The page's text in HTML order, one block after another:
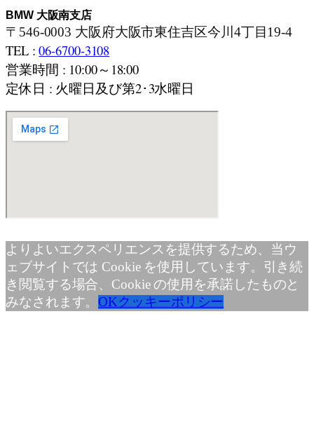
BMW 大阪南支店
〒546-0003 大阪府大阪市東住吉区今川4丁目19-4
TEL :06-6700-3108
営業時間 : 10:00～18:00
定休日 : 火曜日及び第2･3水曜日
よりよいエクスペリエンスを提供するため、当ウ
ェブサイトでは Cookie を使用しています。引き続
き閲覧する場合、Cookie の使用を承諾したものと
みなされます。 OKクッキーポリシー